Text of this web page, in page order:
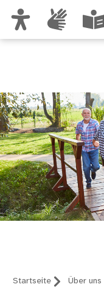
Startseite Über uns